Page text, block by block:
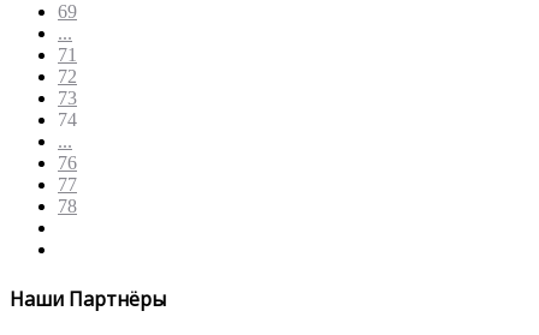
69
...
71
72
73
74
...
76
77
78
Наши Партнёры